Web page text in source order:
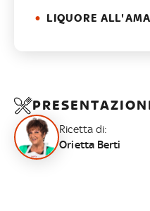
LIQUORE
Ricetta di:
Orietta Berti